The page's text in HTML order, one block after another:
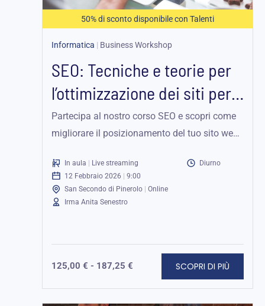
50% di sconto disponibile con Talenti
Informatica | Business Workshop
SEO: Tecniche e teorie per
l’ottimizzazione dei siti per
i...
Partecipa al nostro corso SEO e scopri come
migliorare il posizionamento del tuo sito web.
In aula | Live streaming
Diurno
12 Febbraio 2026 | 9:00
San Secondo di Pinerolo | Online
Irma Anita Senestro
125,00 € - 187,25 € SCOPRI DI PIÙ